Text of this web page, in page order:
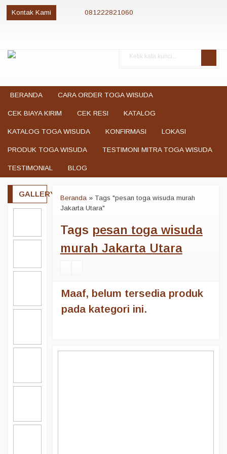
Kontak Kami 081222821060
BERANDA
CARA ORDER TOGA WISUDA
CEK BIAYA KIRIM CEK RESI KATALOG
KATALOG TOGA WISUDA KONFIRMASI LOKASI
PRODUK TOGA WISUDA TESTIMONI MITRA TOGA WISUDA
TESTIMONIAL BLOG
Beranda» Tags "pesan toga wisuda murah
Jakarta Utara"
Tags pesan toga wisuda
murah Jakarta Utara
Maaf, belum tersedia produk
pada kategori ini.
GALLERY